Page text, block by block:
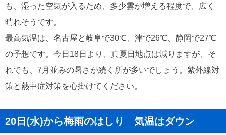
も、湿った空気が入るため、多少雲が増える程度で、広く
晴れそうです。
最高気温は、名古屋と岐阜で30℃、津で26℃、静岡で27℃
の予想です。今日18日より、真夏日地点は減りますが、そ
れでも、7月並みの暑さが続く所が多いでしょう。紫外線対
策と熱中症対策を心掛けてください。
20日(水)から梅雨のはしり 気温はダウン